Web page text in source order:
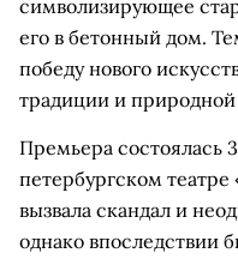
символизирующее
его в бетонный дом.
победу нового
традиции и природной
Премьера состоялась
петербургском
вызвала скандал и
однако впоследствии